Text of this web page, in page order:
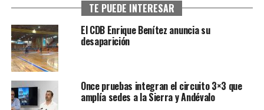
TE PUEDE INTERESAR
El CDB Enrique Benítez anuncia su
desaparición
Once pruebas integran el circuito 3×3 que
amplía sedes a la Sierra y Andévalo